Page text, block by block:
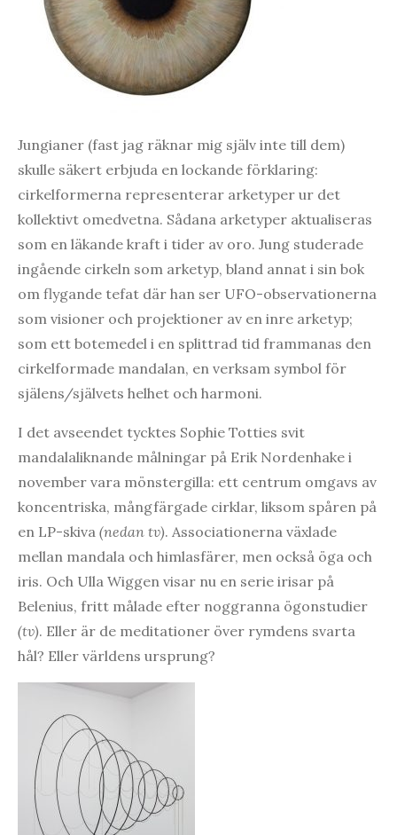
Jungianer (fast jag räknar mig själv inte till dem)
skulle säkert erbjuda en lockande förklaring:
cirkelformerna representerar arketyper ur det
kollektivt omedvetna. Sådana arketyper aktualiseras
som en läkande kraft i tider av oro. Jung studerade
ingående cirkeln som arketyp, bland annat i sin bok
om flygande tefat där han ser UFO-observationerna
som visioner och projektioner av en inre arketyp;
som ett botemedel i en splittrad tid frammanas den
cirkelformade mandalan, en verksam symbol för
själens/självets helhet och harmoni.
I det avseendet tycktes Sophie Totties svit
mandalaliknande målningar på Erik Nordenhake i
november vara mönstergilla: ett centrum omgavs av
koncentriska, mångfärgade cirklar, liksom spåren på
en LP-skiva (nedan tv). Associationerna växlade
mellan mandala och himlasfärer, men också öga och
iris. Och Ulla Wiggen visar nu en serie irisar på
Belenius, fritt målade efter noggranna ögonstudier
(tv). Eller är de meditationer över rymdens svarta
hål? Eller världens ursprung?